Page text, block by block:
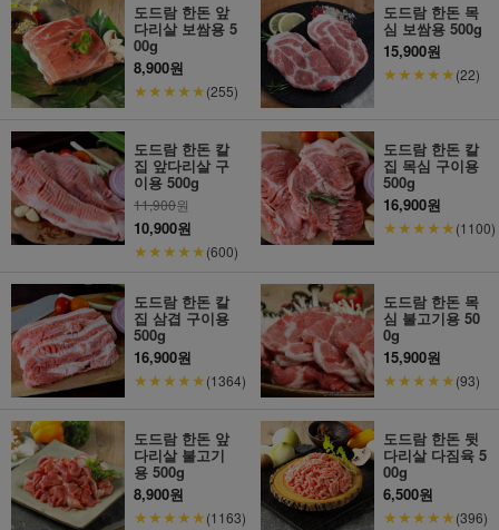
도드람 한돈 앞
다리살 보쌈용 5
00g
8,900원
★★★★★(255)
도드람 한돈 목
심 보쌈용 500g
15,900원
★★★★★(22)
도드람 한돈 칼
집 앞다리살 구
이용 500g
11,900원
10,900원
★★★★★(600)
도드람 한돈 칼
집 목심 구이용
500g
16,900원
★★★★★(1100)
도드람 한돈 칼
집 삼겹 구이용
500g
16,900원
★★★★★(1364)
도드람 한돈 목
심 불고기용 50
0g
15,900원
★★★★★(93)
도드람 한돈 앞
다리살 불고기
용 500g
8,900원
★★★★★(1163)
도드람 한돈 뒷
다리살 다짐육 5
00g
6,500원
★★★★★(396)